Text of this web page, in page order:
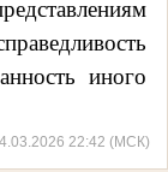
иного
22:42 (МСК)